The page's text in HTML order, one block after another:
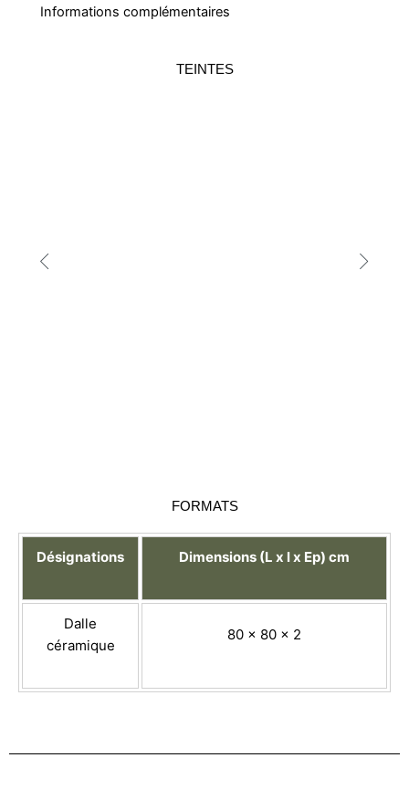
Informations complémentaires
TEINTES
FORMATS
Désignations Dimensions (L x l x Ep) cm
Dalle
céramique
80 x 80 x 2